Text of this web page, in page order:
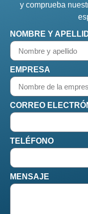
y comprueba
NOMBRE Y
EMPRESA
CORREO
TELÉFONO
MENSAJE